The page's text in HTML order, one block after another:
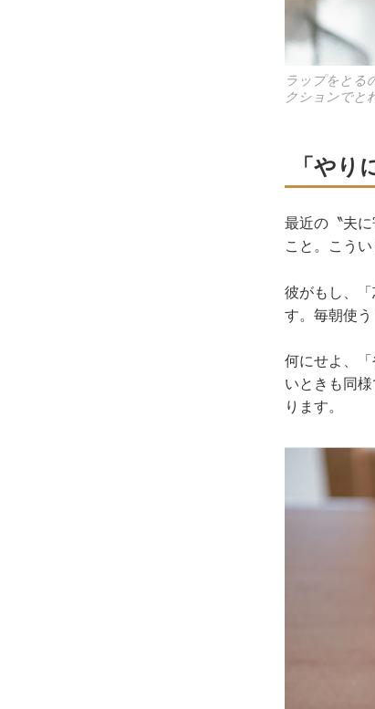
ラップをとる
クションでと
「や
最近の〝夫
こと。こう
彼がもし、
す。毎朝使う
何にせよ、
いときも同様
ります。